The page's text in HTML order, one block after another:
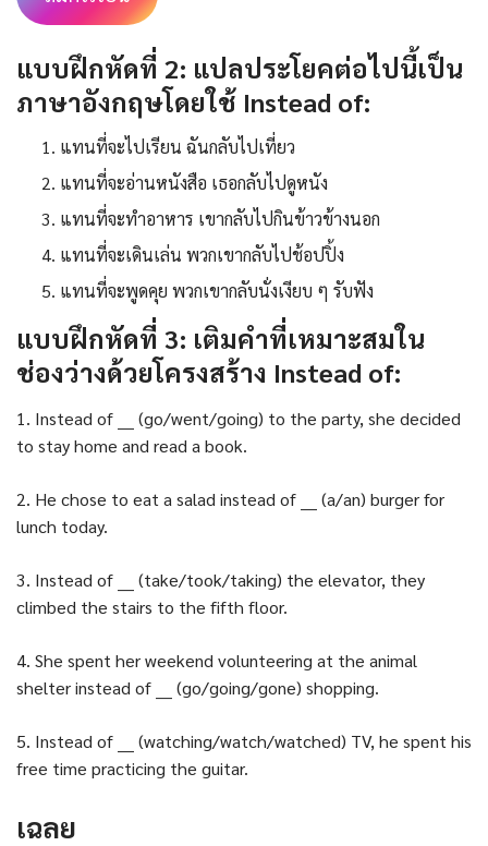
แบบฝึกหัดที่ 2: แปลประโยคต่อไปนี้เป็น
ภาษาอังกฤษโดยใช้ Instead of:
แทนที่จะไปเรียน ฉันกลับไปเที่ยว
แทนที่จะอ่านหนังสือ เธอกลับไปดูหนัง
แทนที่จะทำอาหาร เขากลับไปกินข้าวข้างนอก
แทนที่จะเดินเล่น พวกเขากลับไปช้อปปิ้ง
แทนที่จะพูดคุย พวกเขากลับนั่งเงียบ ๆ รับฟัง
แบบฝึกหัดที่ 3: เติมคำที่เหมาะสมใน
ช่องว่างด้วยโครงสร้าง Instead of:
1. Instead of ___ (go/went/going) to the party, she decided
to stay home and read a book.
2. He chose to eat a salad instead of ___ (a/an) burger for
lunch today.
3. Instead of ___ (take/took/taking) the elevator, they
climbed the stairs to the fifth floor.
4. She spent her weekend volunteering at the animal
shelter instead of ___ (go/going/gone) shopping.
5. Instead of ___ (watching/watch/watched) TV, he spent his
free time practicing the guitar.
เฉลย